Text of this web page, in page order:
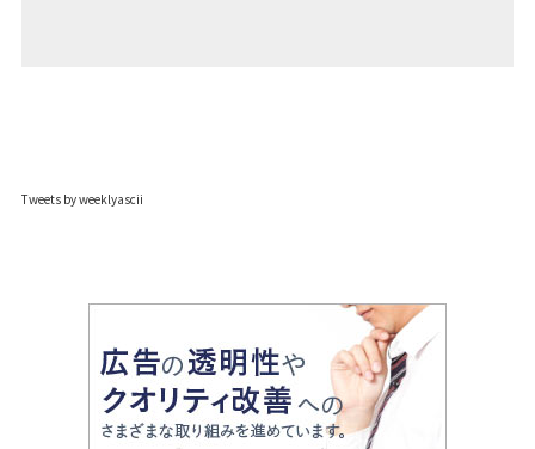
Tweets by weeklyascii